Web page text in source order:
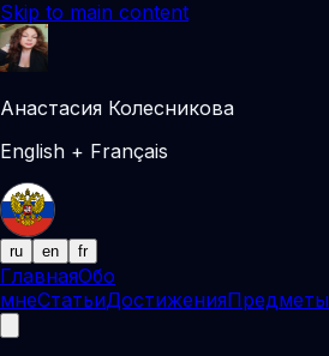
Skip to main content
Анастасия Колесникова
English + Français
ru en fr
ГлавнаяОбо
мнеСтатьиДостиженияПредметы